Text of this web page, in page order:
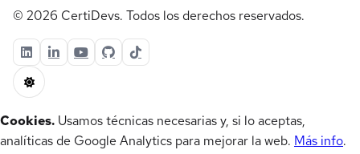
© 2026 CertiDevs. Todos los derechos reservados.
Cookies. Usamos técnicas necesarias y, si lo aceptas,
analíticas de Google Analytics para mejorar la web. Más info.